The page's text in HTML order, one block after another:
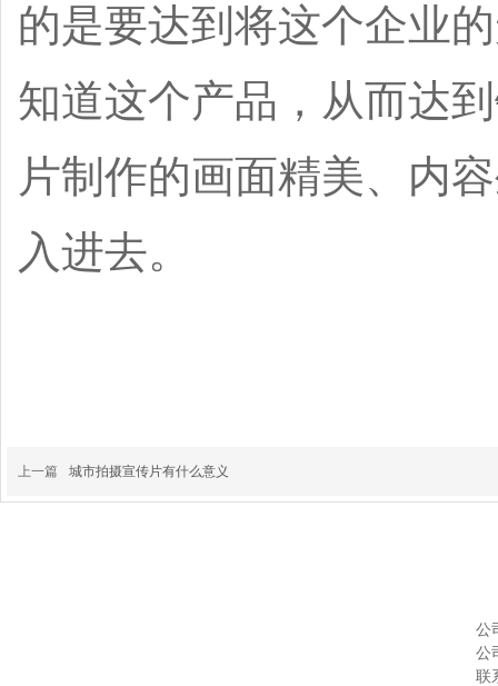
的是要达到将这个企业
知道这个产品，从而达
片制作的画面精美、内
入进去。
上一篇 城市拍摄宣传片有什么意义
公
公
联